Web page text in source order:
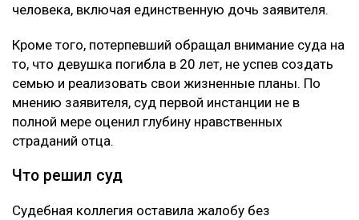
человека, включая единственную дочь заявителя.
Кроме того, потерпевший обращал внимание суда на
то, что девушка погибла в 20 лет, не успев создать
семью и реализовать свои жизненные планы. По
мнению заявителя, суд первой инстанции не в
полной мере оценил глубину нравственных
страданий отца.
Что решил суд
Судебная коллегия оставила жалобу без